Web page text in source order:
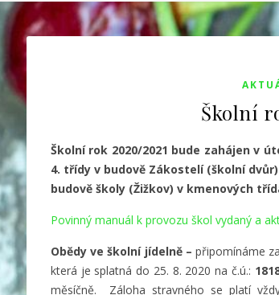
Školní
Školní rok 2020/2021 bude zahájen v
4. třídy v budově Zákostelí (školní
budově školy (Žižkov) v kmenových
Povinný manuál k provozu škol vydaný a
Obědy ve školní jídelně – připomínáme
která je splatná do 25. 8. 2020 na č.ú.:
měsíčně. Záloha stravného se platí